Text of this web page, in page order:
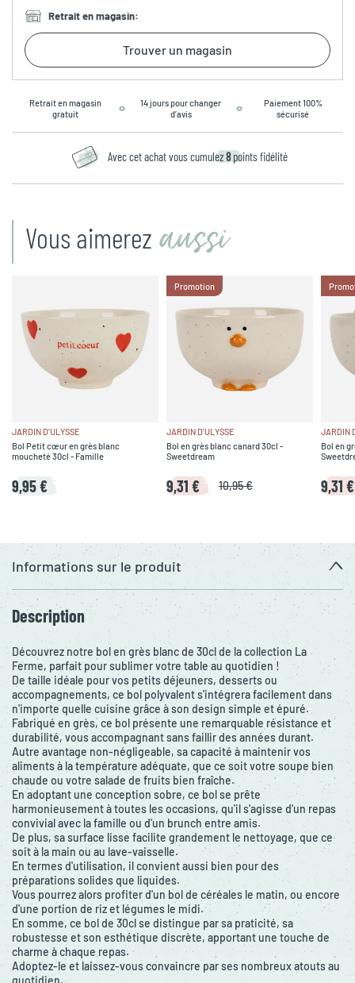
Retrait en magasin:
Trouver un magasin
Retrait en magasin
gratuit
14 jours pour changer
d’avis
Paiement 100%
sécurisé
Avec cet achat vous cumulez8 points fidélité
Vous aimerez aussi
JARDIN D'ULYSSE
Bol Petit cœur en grès blanc
moucheté 30cl - Famille
9,95 €
Promotion
JARDIN D'ULYSSE
Bol en grès blanc canard 30cl -
Sweetdream
9,31 € 10,95 €
JARDIN
Bol en
9,31 €
Informations sur le produit
Description
Découvrez notre bol en grès blanc de 30cl de la collection La
Ferme, parfait pour sublimer votre table au quotidien !
De taille idéale pour vos petits déjeuners, desserts ou
accompagnements, ce bol polyvalent s'intégrera facilement dans
n'importe quelle cuisine grâce à son design simple et épuré.
Fabriqué en grès, ce bol présente une remarquable résistance et
durabilité, vous accompagnant sans faillir des années durant.
Autre avantage non-négligeable, sa capacité à maintenir vos
aliments à la température adéquate, que ce soit votre soupe bien
chaude ou votre salade de fruits bien fraîche.
En adoptant une conception sobre, ce bol se prête
harmonieusement à toutes les occasions, qu'il s'agisse d'un repas
convivial avec la famille ou d'un brunch entre amis.
De plus, sa surface lisse facilite grandement le nettoyage, que ce
soit à la main ou au lave-vaisselle.
En termes d'utilisation, il convient aussi bien pour des
préparations solides que liquides.
Vous pourrez alors profiter d'un bol de céréales le matin, ou encore
d'une portion de riz et légumes le midi.
En somme, ce bol de 30cl se distingue par sa praticité, sa
robustesse et son esthétique discrète, apportant une touche de
charme à chaque repas.
Adoptez-le et laissez-vous convaincre par ses nombreux atouts au
quotidien.